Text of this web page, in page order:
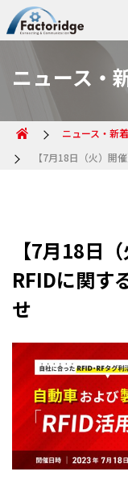
ニュース・
ニュース・新
【7月18日（火）開
【7月18日
RFIDに関す
せ